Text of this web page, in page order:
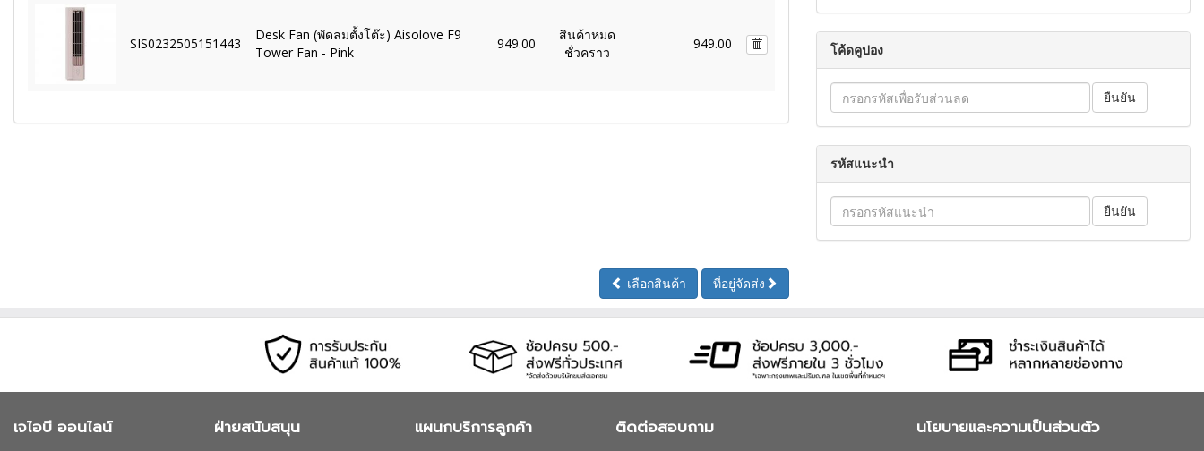
SIS0232505151443
Desk Fan (พัดลมตั้งโต๊ะ) Aisolove F9
Tower Fan - Pink
949.00
สินค้าหมด
ชั่วคราว
949.00 โค้ดคูปอง
รหัสแนะนำ
เลือกสินค้า ที่อยู่จัดส่ง
เจไอบี ออนไลน์ ฝ่ายสนับสนุน แผนกบริการลูกค้า ติดต่อสอบถาม นโยบายและความเป็นส่วนตัว